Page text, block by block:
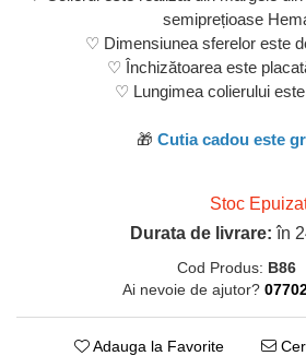
semiprețioase
♡ Dimensiunea sferelor este
♡ Închizătoarea este
♡ Lungimea colierului
🎁 Cutia cadou este
Stoc
Durata de livrare: în
Cod Produs: B86
Ai nevoie de ajutor?
Adauga la Favorite